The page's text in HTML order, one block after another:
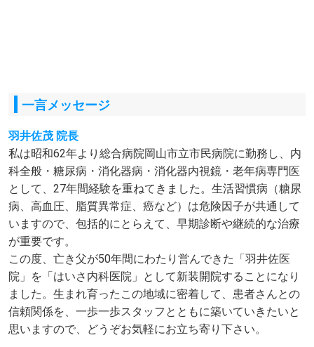
一言メッセージ
羽井佐茂 院長
私は昭和62年より総合病院岡山市立市民病院に勤務し、内
科全般・糖尿病・消化器病・消化器内視鏡・老年病専門医
として、27年間経験を重ねてきました。生活習慣病（糖尿
病、高血圧、脂質異常症、癌など）は危険因子が共通して
いますので、包括的にとらえて、早期診断や継続的な治療
が重要です。
この度、亡き父が50年間にわたり営んできた「羽井佐医
院」を「はいさ内科医院」として新装開院することになり
ました。生まれ育ったこの地域に密着して、患者さんとの
信頼関係を、一歩一歩スタッフとともに築いていきたいと
思いますので、どうぞお気軽にお立ち寄り下さい。